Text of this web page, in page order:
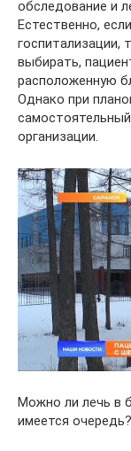
обследование и
Естественно,
госпитализации,
выбирать,
расположенную
Однако при
организации.
Можно ли лечь в
имеется очередь?